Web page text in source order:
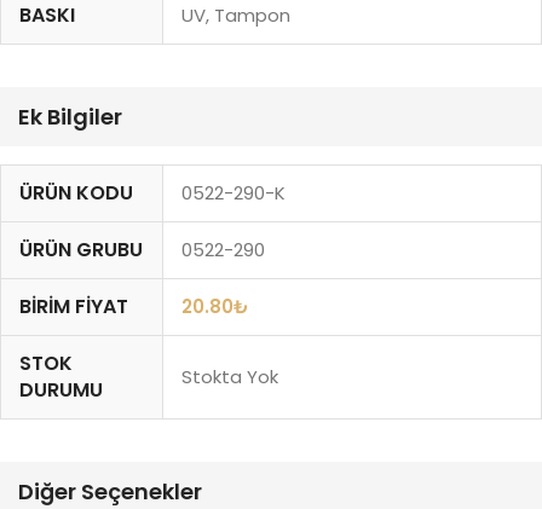
BASKI UV, Tampon
Ek Bilgiler
ÜRÜN KODU 0522-290-K
ÜRÜN GRUBU 0522-290
BIRIM FIYAT 20.80₺
STOK
DURUMU
Stokta Yok
Diğer Seçenekler